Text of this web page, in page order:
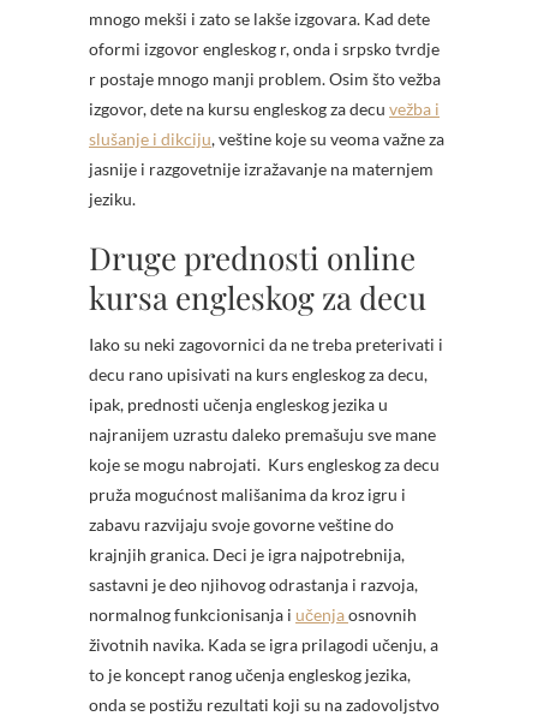
mnogo mekši i zato se lakše izgovara. Kad dete
oformi izgovor engleskog r, onda i srpsko tvrdje
r postaje mnogo manji problem. Osim što vežba
izgovor, dete na kursu engleskog za decu vežba i
slušanje i dikciju, veštine koje su veoma važne za
jasnije i razgovetnije izražavanje na maternjem
jeziku.
Druge prednosti online
kursa engleskog za decu
Iako su neki zagovornici da ne treba preterivati i
decu rano upisivati na kurs engleskog za decu,
ipak, prednosti učenja engleskog jezika u
najranijem uzrastu daleko premašuju sve mane
koje se mogu nabrojati. Kurs engleskog za decu
pruža mogućnost mališanima da kroz igru i
zabavu razvijaju svoje govorne veštine do
krajnjih granica. Deci je igra najpotrebnija,
sastavni je deo njihovog odrastanja i razvoja,
normalnog funkcionisanja i učenjaosnovnih
životnih navika. Kada se igra prilagodi učenju, a
to je koncept ranog učenja engleskog jezika,
onda se postižu rezultati koji su na zadovoljstvo